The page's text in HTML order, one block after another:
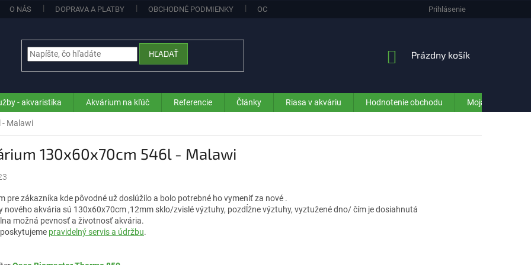
O NÁS DOPRAVA A PLATBY OBCHODNÉ PODMIENKY OCHRANA OSOBNÝCH ÚDAJOV (GDPR) - INFORMÁCIE PRE ZÁKAZNÍKOV E-
Prihlásenie
HĽADAŤ
NÁKUPNÝ
Prázdny košík
- akvaristika Akvárium na kľúč Referencie Články Riasa v akváriu Hodnotenie obchodu Moja objednávka
- Malawi
130x60x70cm 546l - Malawi
pre zákazníka kde pôvodné už doslúžilo a bolo potrebné ho vymeniť za nové .
nového akvária sú 130x60x70cm ,12mm sklo/zvislé výztuhy, pozdĺžne výztuhy, vyztužené dno/ čím je dosiahnutá
možná pevnosť a životnosť akvária.
pravidelný servis a údržbu.